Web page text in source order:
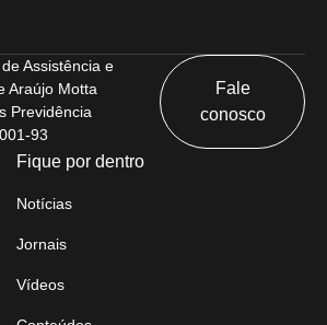
Assistência e
Araújo Motta
Previdência
93
Fale
conosco
Fique por dentro
Notícias
Jornais
Vídeos